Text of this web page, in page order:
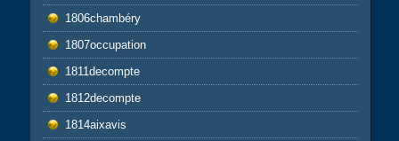
1806chambéry
1807occupation
1811decompte
1812decompte
1814aixavis